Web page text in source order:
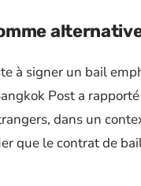
à signer un bail
Post a
dans un
que le contrat de